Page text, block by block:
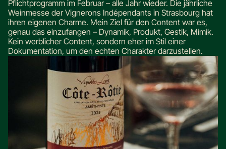
Pflichtprogramm im Februar – alle Jahr wieder. Die jährliche
Weinmesse der Vignerons Indépendants in Strasbourg hat
ihren eigenen Charme. Mein Ziel für den Content war es,
genau das einzufangen – Dynamik, Produkt, Gestik, Mimik.
Kein werblicher Content, sondern eher im Stil einer
Dokumentation, um den echten Charakter darzustellen.